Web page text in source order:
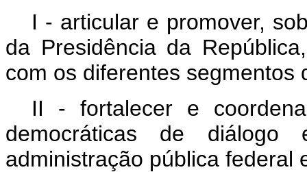
I - articular e promover,
da Presidência da
com os diferentes segmentos
II - fortalecer e
democráticas de
administração pública federal